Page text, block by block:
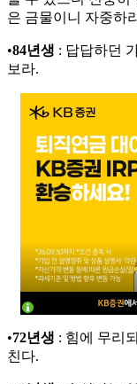
은 금물이니 자중하
•84년생 : 답답하던
보라.
•72년생 : 힘에 무리
친다.